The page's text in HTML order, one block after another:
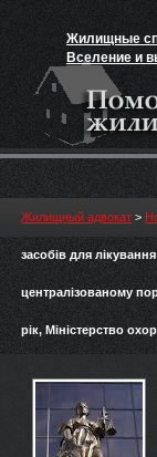
Жилищные
Вселение и
Признание
Жилищный адвокат >
засобів для
централізованому
рік, Міністерство